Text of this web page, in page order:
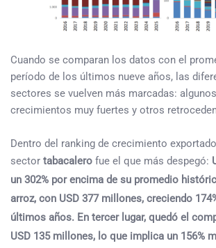
Cuando se comparan los datos con el
período de los últimos nueve años, las
sectores se vuelven más marcadas:
crecimientos muy fuertes y otros
Dentro del ranking de crecimiento
sector tabacalero fue el que más despegó:
un 302% por encima de su promedio
arroz, con USD 377 millones, creciendo
últimos años. En tercer lugar, quedó el
USD 135 millones, lo que implica un 156%